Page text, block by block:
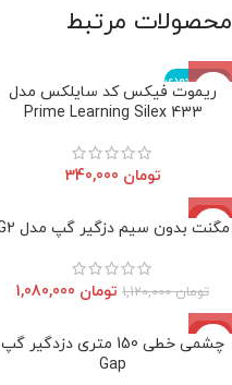
محصولات مرتبط
اتمام موجودی
ریموت فیکس کد سایلکس مدل
Prime Learning Silex 433
تومان
-4%
اتمام موجودی
مگنت بدون سیم دزگیر گپ مدل G2
تومان1,120,000 تومان
-7%
اتمام موجودی
چشمی خطی 150 متری دزدگیر گپ
Gap